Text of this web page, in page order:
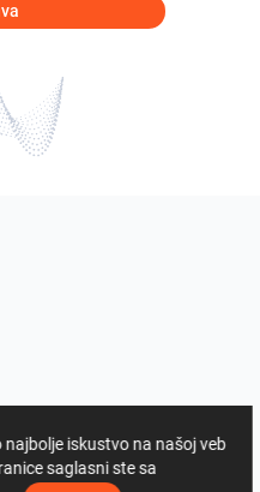
iskustvo na našoj veb
saglasni ste sa